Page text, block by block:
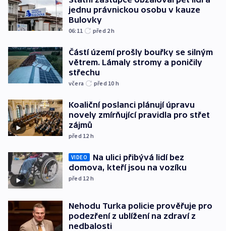
jednu právnickou osobu v kauze
Bulovky
06:11 před 2h
Částí území prošly bouřky se silným
větrem. Lámaly stromy a poničily
střechu
včera před 10 h
Koaliční poslanci plánují úpravu
novely zmírňující pravidla pro střet
zájmů
před 12 h
VIDEO
Na ulici přibývá lidí bez
domova, kteří jsou na vozíku
před 12 h
Nehodu Turka policie prověřuje pro
podezření z ublížení na zdraví z
nedbalosti